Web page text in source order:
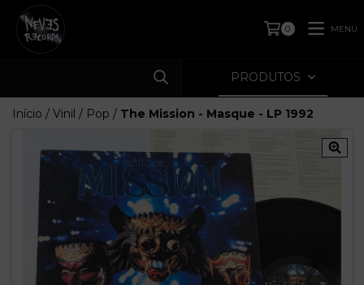
0 MENU
PRODUTOS
Início / Vinil / Pop / The Mission - Masque - LP 1992